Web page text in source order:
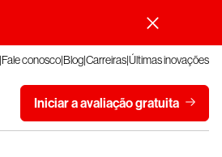
Fale conoscoBlogCarreirasÚltimas inovações
Iniciar a avaliação gratuita